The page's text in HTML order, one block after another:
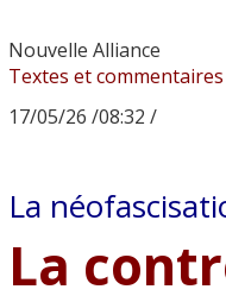
Nouvelle Alliance
Textes et commentaires
17/05/26 /08:32 /
La
La